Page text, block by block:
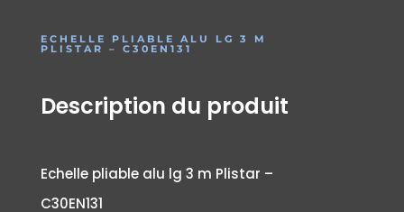
ECHELLE PLIABLE ALU LG 3 M
PLISTAR – C30EN131
Description du produit
Echelle pliable alu lg 3 m Plistar –
C30EN131